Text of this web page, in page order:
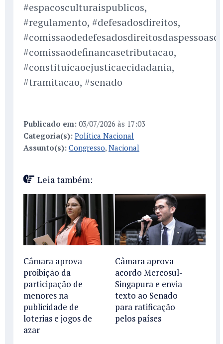
#espacosculturaispublicos,
#regulamento, #defesadosdireitos,
#comissaodefinancasetributacao,
#constituicaoejusticaecidadania,
#tramitacao, #senado
Publicado em: 03/07/2026 às 17:03
Categoria(s): Política Nacional
Assunto(s): Congresso, Nacional
Leia também:
Câmara aprova
proibição da
participação de
menores na
publicidade de
loterias e jogos de
azar
Câmara aprova
acordo Mercosul-
Singapura e envia
texto ao Senado
para ratificação
pelos países